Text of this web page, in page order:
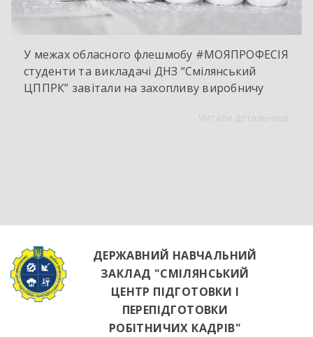
У межах обласного флешмобу #МОЯПРОФЕСІЯ
студенти та викладачі ДНЗ “Смілянський
ЦППРК” завітали на захопливу виробничу
НВК “Лідер”. Світлі кахлі, інноваційне
висококваліфікованих майбутніх фахівцях. […]
Читати детальніше
ДЕРЖАВНИЙ НАВЧАЛЬНИЙ
ЗАКЛАД "СМІЛЯНСЬКИЙ
ЦЕНТР ПІДГОТОВКИ І
ПЕРЕПІДГОТОВКИ
РОБІТНИЧИХ КАДРІВ"